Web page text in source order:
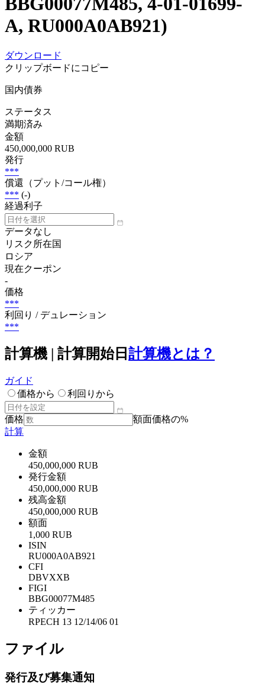
A, RU000A0AB921)
ダウンロード
クリップボードにコピー
国内債券
ステータス
満期済み
金額
450,000,000 RUB
発行
***
償還（プット/コール権）
*** (-)
経過利子
データなし
リスク所在国
ロシア
現在クーポン
-
価格
***
利回り / デュレーション
***
計算機 | 計算開始日 計算機とは？
ガイド
価格から
利回りから
価格
額面価格の%
計算
金額
450,000,000 RUB
発行金額
450,000,000 RUB
残高金額
450,000,000 RUB
額面
1,000 RUB
ISIN
RU000A0AB921
CFI
DBVXXB
FIGI
BBG00077M485
ティッカー
RPECH 13 12/14/06 01
ファイル
発行及び募集通知